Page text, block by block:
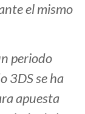
el mismo
periodo
3DS se ha
apuesta